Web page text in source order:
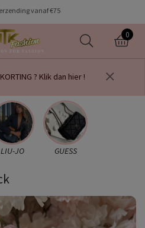
vanaf €75
0
? Klik dan hier !
LIU-JO GUESS